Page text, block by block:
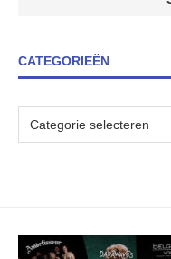
CATEGORIEËN